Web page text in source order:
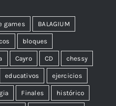
games BALAGIUM
bloques
Cayro CD chessy
educativos ejercicios
Finales histórico